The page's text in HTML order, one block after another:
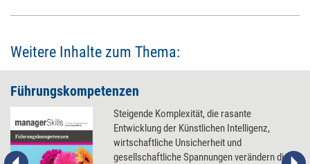
Weitere Inhalte zum Thema:
Führungskompetenzen
Steigende Komplexität, die rasante
Entwicklung der Künstlichen Intelligenz,
wirtschaftliche Unsicherheit und
gesellschaftliche Spannungen verändern die